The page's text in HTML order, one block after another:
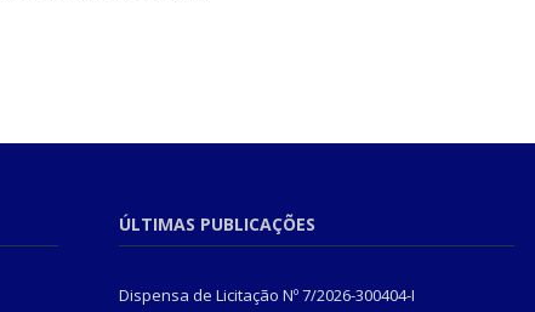
ÚLTIMAS PUBLICAÇÕES
Dispensa de Licitação Nº 7/2026-300404-I